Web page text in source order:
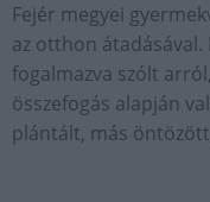
Fejér megyei
az otthon átadásával.
fogalmazva szólt
összefogás alapján
plántált, más